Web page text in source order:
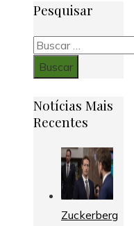
Pesquisar
Buscar:
Notícias Mais
Recentes
Zuckerberg